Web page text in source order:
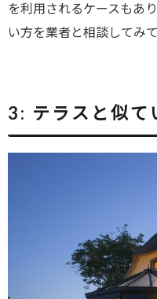
を利用されるケースもあ
い方を業者と相談してみ
3: テラスと似て